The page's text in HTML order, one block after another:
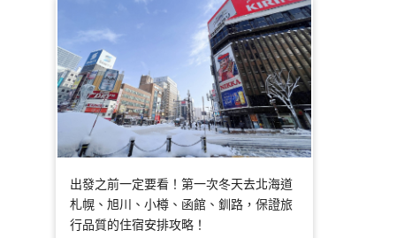
出發之前一定要看！第一次冬天去北海道
札幌、旭川、小樽、函館、釧路，保證旅
行品質的住宿安排攻略！